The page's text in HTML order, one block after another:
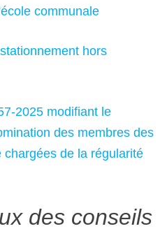
communale
hors
2025 modifiant le
des membres des
de la régularité
des conseils